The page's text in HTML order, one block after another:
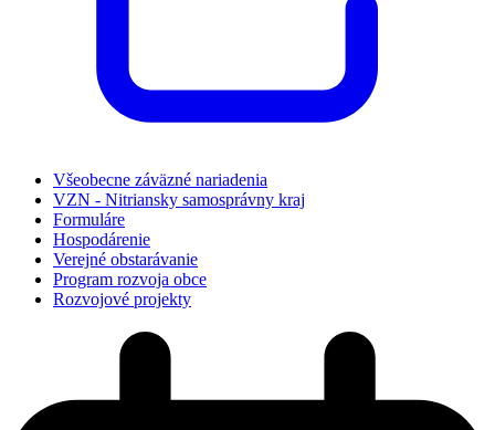
Všeobecne záväzné nariadenia
VZN - Nitriansky samosprávny kraj
Formuláre
Hospodárenie
Verejné obstarávanie
Program rozvoja obce
Rozvojové projekty